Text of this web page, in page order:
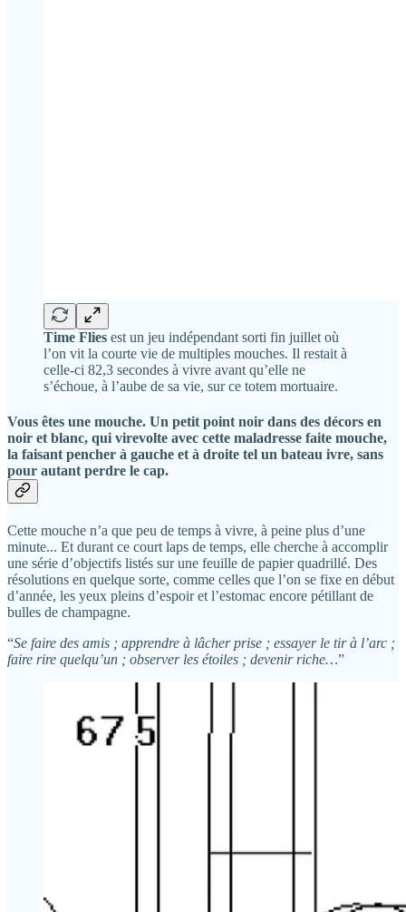
Time Flies est un jeu indépendant sorti fin juillet où
l’on vit la courte vie de multiples mouches. Il restait à
celle-ci 82,3 secondes à vivre avant qu’elle ne
s’échoue, à l’aube de sa vie, sur ce totem mortuaire.
Vous êtes une mouche. Un petit point noir dans des décors en
noir et blanc, qui virevolte avec cette maladresse faite mouche,
la faisant pencher à gauche et à droite tel un bateau ivre, sans
pour autant perdre le cap.
Cette mouche n’a que peu de temps à vivre, à peine plus d’une
minute... Et durant ce court laps de temps, elle cherche à accomplir
une série d’objectifs listés sur une feuille de papier quadrillé. Des
résolutions en quelque sorte, comme celles que l’on se fixe en début
d’année, les yeux pleins d’espoir et l’estomac encore pétillant de
bulles de champagne.
“Se faire des amis ; apprendre à lâcher prise ; essayer le tir à l’arc ;
faire rire quelqu’un ; observer les étoiles ; devenir riche…”